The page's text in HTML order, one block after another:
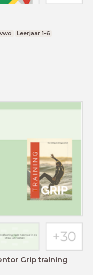
Leerjaar 1-6
Grip training